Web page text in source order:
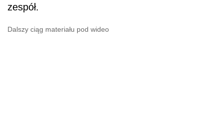
zespół.
Dalszy ciąg materiału pod wideo